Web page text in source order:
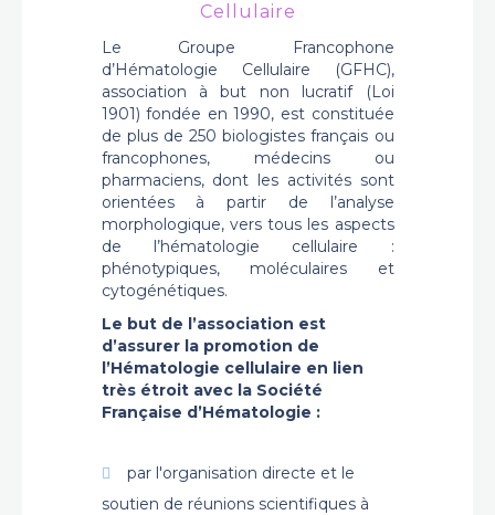
Cellulaire
Le Groupe Francophone
d’Hématologie Cellulaire (GFHC),
association à but non lucratif (Loi
1901) fondée en 1990, est constituée
de plus de 250 biologistes français ou
francophones, médecins ou
pharmaciens, dont les activités sont
orientées à partir de l’analyse
morphologique, vers tous les aspects
de l’hématologie cellulaire :
phénotypiques, moléculaires et
cytogénétiques.
Le but de l’association est
d’assurer la promotion de
l’Hématologie cellulaire en lien
très étroit avec la Société
Française d’Hématologie :
par l'organisation directe et le
soutien de réunions scientifiques à